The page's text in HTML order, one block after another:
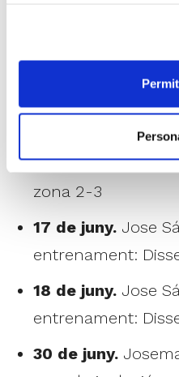
així que no oblides
alhora!.
Calendari d'activitats:
12 de juny.Manolo
zona 2-3
17 de juny. Jose
entrenament:
18 de juny. Jose
entrenament:
30 de juny.